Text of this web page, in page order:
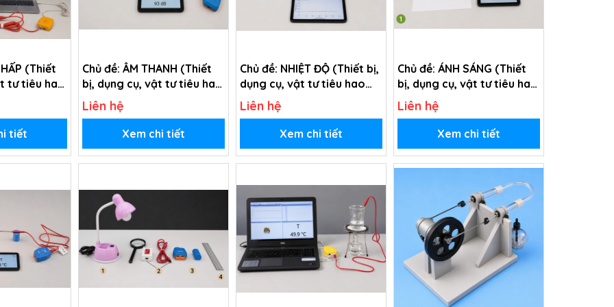
(Thiết
tư tiêu hao
tiết
Chủ đề: ÂM THANH (Thiết
bị, dụng cụ, vật tư tiêu hao
trong chủ đề Tìm hiểu về
âm thanh - lớp 2)
Liên hệ
Xem chi tiết
Chủ đề: NHIỆT ĐỘ (Thiết bị,
dụng cụ, vật tư tiêu hao
trong chủ đề Tìm hiểu về
nhiệt độ - lớp 2)
Liên hệ
Xem chi tiết
Chủ đề: ÁNH SÁNG (Thiết
bị, dụng cụ, vật tư tiêu hao
trong chủ đề Tìm hiểu về
ánh sáng - lớp 2)
Liên hệ
Xem chi tiết